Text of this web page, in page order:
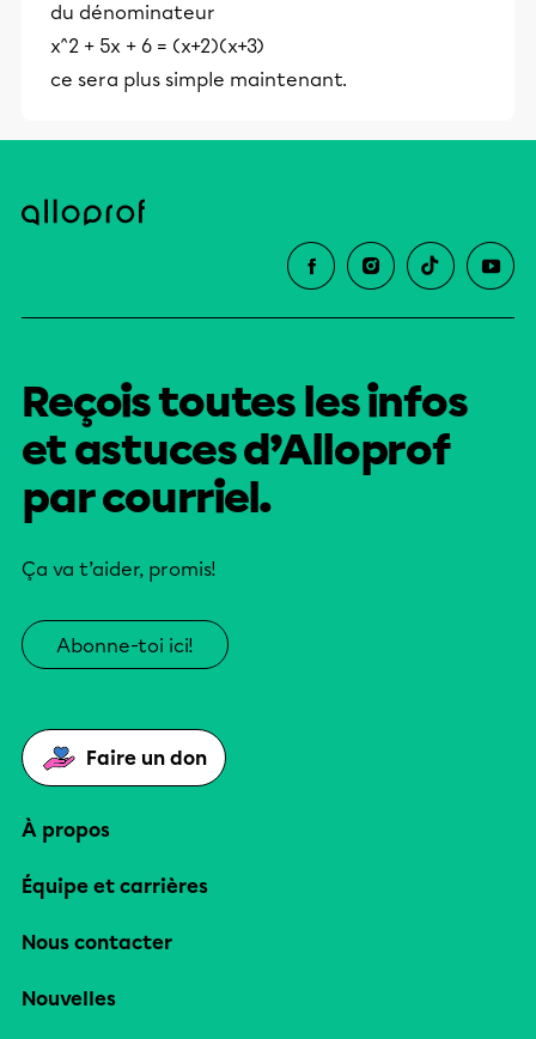
du dénominateur
x^2 + 5x + 6 = (x+2)(x+3)
ce sera plus simple maintenant.
Reçois toutes les infos
et astuces d’Alloprof
par courriel.
Ça va t’aider, promis!
Abonne-toi ici!
Faire un don
À propos
Équipe et carrières
Nous contacter
Nouvelles